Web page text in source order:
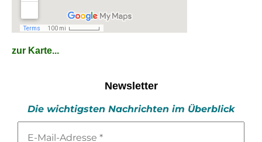
zur Karte...
Newsletter
Die wichtigsten Nachrichten im Überblick
Mail-